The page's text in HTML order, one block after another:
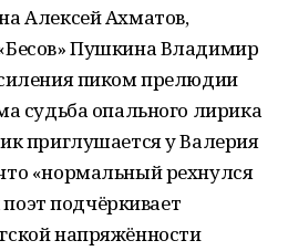
Алексей Ахматов,
Пушкина Владимир
пиком прелюдии
судьба опального лирика
приглушается у Валерия
«нормальный рехнулся
подчёркивает
напряжённости